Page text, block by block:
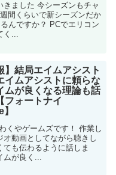
ました 今シーズンもチャ
間くらいで新シーズンだか
んですか？ PCでエリコン
く...
】結局エイムアシスト
イムアシストに頼らな
ムが良くなる理論も話
フォートナイ
くやゲームズです！ 作業し
動画としてながら聴きし
も伝わるように話しま
が良く...